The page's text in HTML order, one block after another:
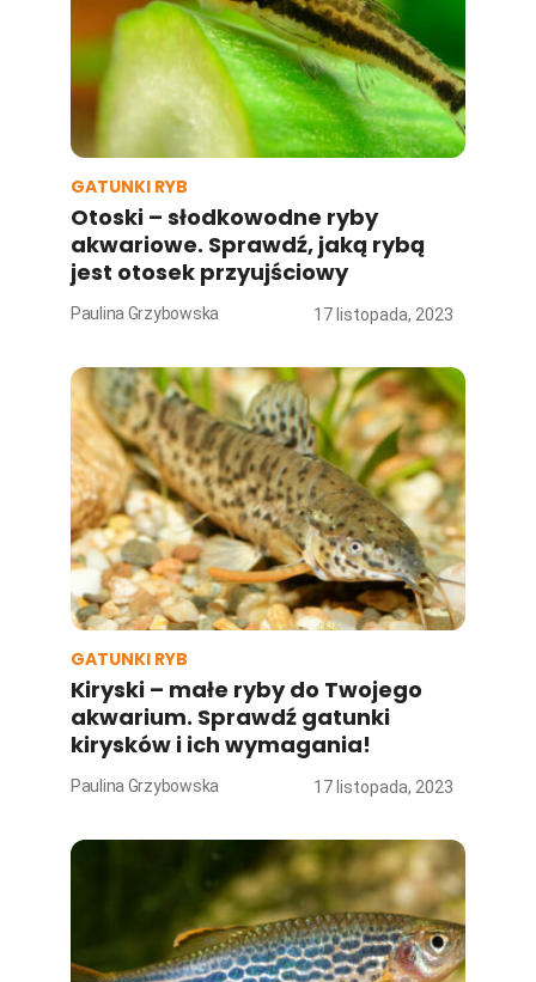
GATUNKI RYB
Otoski – słodkowodne ryby
akwariowe. Sprawdź, jaką rybą
jest otosek przyujściowy
Paulina Grzybowska 17 listopada, 2023
GATUNKI RYB
Kiryski – małe ryby do Twojego
akwarium. Sprawdź gatunki
kirysków i ich wymagania!
Paulina Grzybowska 17 listopada, 2023